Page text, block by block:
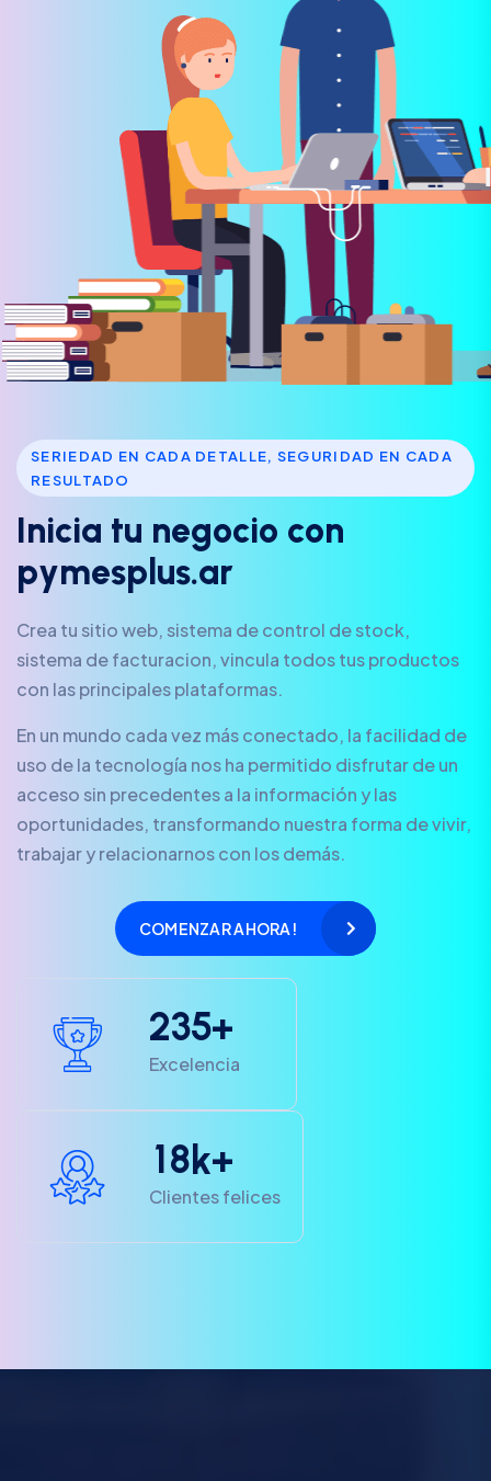
SERIEDAD EN CADA DETALLE, SEGURIDAD EN CADA
RESULTADO
Inicia tu negocio con
pymesp us.ar
Crea tu sitio web, sistema de control de stock,
sistema de facturacion, vincula todos tus productos
con las principales plataformas.
En un mundo cada vez más conectado, la facilidad de
uso de la tecnología nos ha permitido disfrutar de un
acceso sin precedentes a la información y las
oportunidades, transformando nuestra forma de vivir,
trabajar y relacionarnos con los demás.
COMENZAR AHORA!
235+
Excelencia
18k+
Clientes felices